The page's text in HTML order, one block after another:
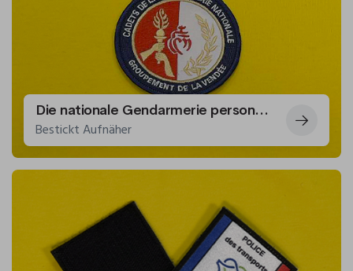
Die nationale Gendarmerie personalisiert einen Aufnäher für Kadetten
Bestickt Aufnäher